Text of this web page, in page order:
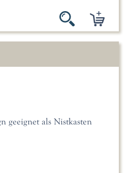
geeignet als Nistkasten